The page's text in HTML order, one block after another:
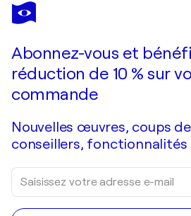
HENNIE VAN DE LANDE
Sunshine
Abonnez-vous et
réduction de 10 % sur
commande
Nouvelles œuvres, coups
conseillers, fonctionnalités